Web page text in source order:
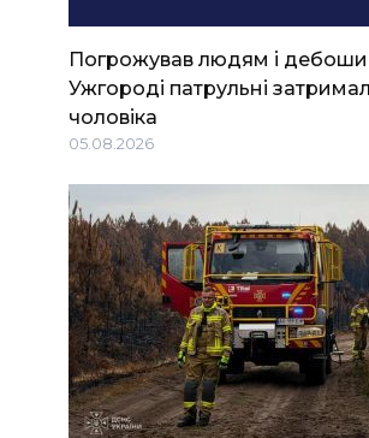
Погрожував людям і
Ужгороді патрульні
чоловіка
05.08.2026